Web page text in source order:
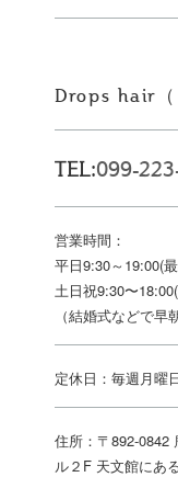
Drops hair（
TEL:099-
営業時間：
平日9:30～19:00(
土日祝9:30〜
（結婚式などで早
定休日：毎週月曜
住所：〒892-0842
ル２F 天文館にあ